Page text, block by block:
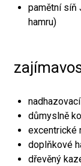
pamětní síň
hamru)
důmyslně
excentrické
doplňkové
dřevěný